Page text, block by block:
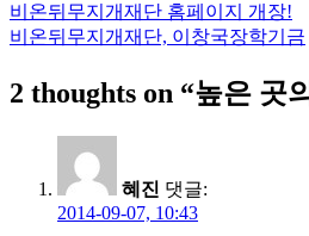
글
탐
색
비온뒤무지개재단 홈페이지 개장!
비온뒤무지개재단, 이창국장학기금
2 thoughts on “높은 곳
혜진 댓글:
2014-09-07, 10:43